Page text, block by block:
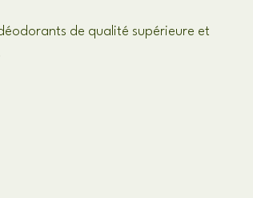
de qualité supérieure et